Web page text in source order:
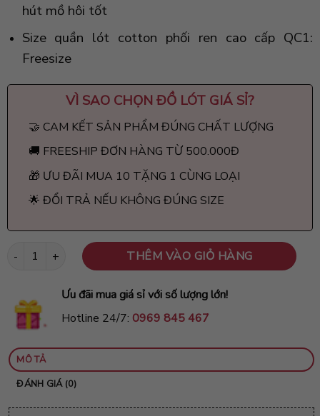
hút mồ hôi tốt
Size quần lót cotton phối ren cao cấp QC1:
Freesize
VÌ SAO CHỌN ĐỒ LÓT GIÁ SỈ?
🤝 CAM KẾT SẢN PHẨM ĐÚNG CHẤT LƯỢNG
🚚 FREESHIP ĐƠN HÀNG TỪ 500.000Đ
🎁 ƯU ĐÃI MUA 10 TẶNG 1 CÙNG LOẠI
🌟 ĐỔI TRẢ NẾU KHÔNG ĐÚNG SIZE
Quần lót cotton phối ren cao cấp QC1 số lượng
THÊM VÀO GIỎ HÀNG
Ưu đãi mua giá sỉ với số lượng lớn!
Hotline 24/7: 0969 845 467
MÔ TẢ
ĐÁNH GIÁ (0)